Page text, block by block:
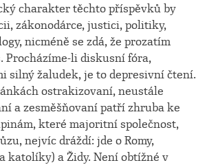
charakter těchto příspěvků by
zákonodárce, justici, politiky,
nicméně se zdá, že prozatím
Procházíme-li diskusní fóra,
silný žaludek, je to depresivní čtení.
ostrakizovaní, neustále
a zesměšňovaní patří zhruba ke
které majoritní společnost,
nejvíc dráždí: jde o Romy,
katolíky) a Židy. Není obtížné v